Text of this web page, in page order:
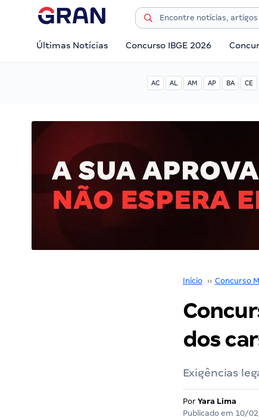
Últimas Notícias Concurso IBGE 2026
AC AL AM AP BA CE
Início ›› Concurso
dos
Exigências
Por Yara Lima
Publicado em 10/